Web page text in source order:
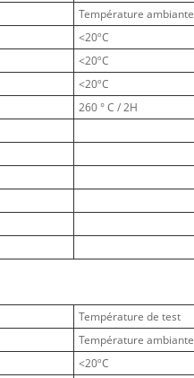
Température ambiante
<20ºC
<20ºC
<20ºC
260 ° C / 2H
Température de test
Température ambiante
<20ºC